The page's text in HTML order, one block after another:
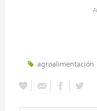
agroalimentación